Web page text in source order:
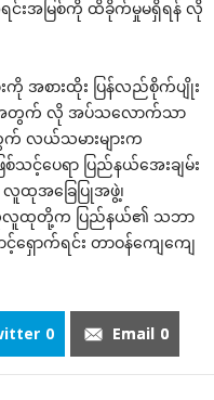
င်းအမြစ်ကို ထိခိုက်မှုမရှိရန် လို
ကို အစားထိုး ပြန်လည်စိုက်ပျိုး
ေးအတွက် လို အပ်သ‌လောက်သာ
လယ်သမားများက
စ်သင့်‌ပေရာ ပြည်နယ်‌အေးချမ်း
ထုအ‌ခြေပြုအဖွဲ့၊
သူလူထုတို့က ပြည်နယ်၏ သဘာ
ရှောက်ရင်း တာဝန်‌ကျေ‌ကျေ
0 Email 0